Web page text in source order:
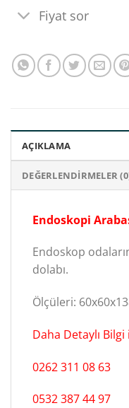
Fiyat sor
AÇIKLAMA
DEĞERLENDIRMELER
Endoskopi
Endoskop
dolabı.
Ölçüleri:
Daha Detaylı
0262 311 08 63
0532 387 44 97